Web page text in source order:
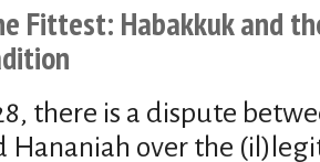
Fittest: Habakkuk and
there is a dispute
Hananiah over the